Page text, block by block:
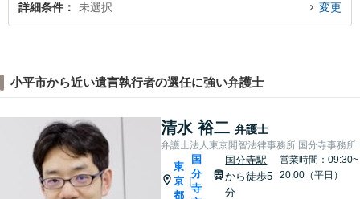
詳細条件 未選択 変更
小平市から近い遺言執行者の選任に強い弁護士
清水 裕二 弁護士
弁護士法人東京開智法律事務所 国分寺事務所
東
京
都
|
国
分
寺
国分寺駅
から徒歩5
分
営業時間：09:30~
20:00（平日）